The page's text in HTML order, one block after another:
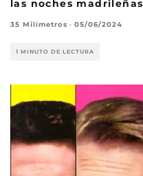
las noches madrileñas
35 Milímetros · 05/06/2024
1 MINUTO DE LECTURA